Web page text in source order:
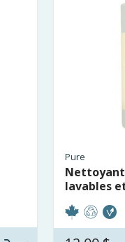
Pure
Nettoyant
lavables